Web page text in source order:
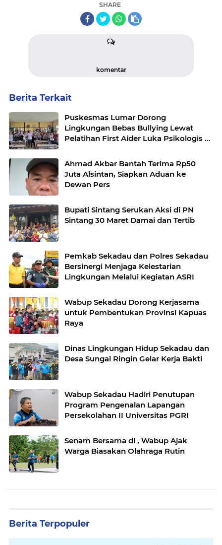
SHARE
komentar
Berita Terkait
Puskesmas Lumar Dorong
Lingkungan Bebas Bullying Lewat
Pelatihan First Aider Luka Psikologis di
Ahmad Akbar Bantah Terima Rp50
Juta Alsintan, Siapkan Aduan ke
Dewan Pers
Bupati Sintang Serukan Aksi di PN
Sintang 30 Maret Damai dan Tertib
Pemkab Sekadau dan Polres Sekadau
Bersinergi Menjaga Kelestarian
Lingkungan Melalui Kegiatan ASRI
Wabup Sekadau Dorong Kerjasama
untuk Pembentukan Provinsi Kapuas
Raya
Dinas Lingkungan Hidup Sekadau dan
Desa Sungai Ringin Gelar Kerja Bakti
Wabup Sekadau Hadiri Penutupan
Program Pengenalan Lapangan
Persekolahan II Universitas PGRI
Senam Bersama di , Wabup Ajak
Warga Biasakan Olahraga Rutin
Berita Terpopuler